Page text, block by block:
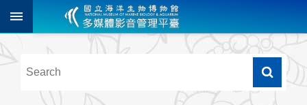
跳到主要內容區塊
階
尋